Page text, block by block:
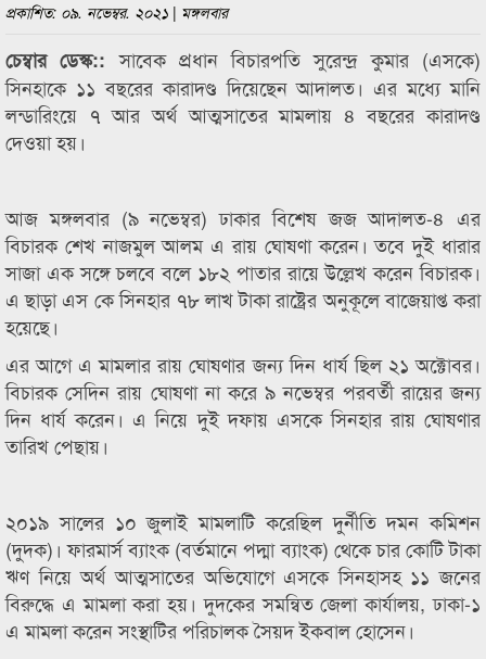
প্রকাশিত: ০৯. নভেম্বর. ২০২১ | মঙ্গলবার
চেম্বার ডেস্ক::সাবেক প্রধান বিচারপতি সুরেন্দ্র কুমার (এসকে)
সিনহাকে ১১ বছরের কারাদণ্ড দিয়েছেন আদালত। এর মধ্যে মানি
লন্ডারিংয়ে ৭ আর অর্থ আত্মসাতের মামলায় ৪ বছরের কারাদণ্ড
দেওয়া হয়।
আজ মঙ্গলবার (৯ নভেম্বর) ঢাকার বিশেষ জজ আদালত-৪ এর
বিচারক শেখ নাজমুল আলম এ রায় ঘোষণা করেন। তবে দুই ধারার
সাজা এক সঙ্গে চলবে বলে ১৮২ পাতার রায়ে উল্লেখ করেন বিচারক।
এ ছাড়া এস কে সিনহার ৭৮ লাখ টাকা রাষ্ট্রের অনুকূলে বাজেয়াপ্ত করা
হয়েছে।
এর আগে এ মামলার রায় ঘোষণার জন্য দিন ধার্য ছিল ২১ অক্টোবর।
বিচারক সেদিন রায় ঘোষণা না করে ৯ নভেম্বর পরবর্তী রায়ের জন্য
দিন ধার্য করেন। এ নিয়ে দুই দফায় এসকে সিনহার রায় ঘোষণার
তারিখ পেছায়।
২০১৯ সালের ১০ জুলাই মামলাটি করেছিল দুর্নীতি দমন কমিশন
(দুদক)। ফারমার্স ব্যাংক (বর্তমানে পদ্মা ব্যাংক) থেকে চার কোটি টাকা
ঋণ নিয়ে অর্থ আত্মসাতের অভিযোগে এসকে সিনহাসহ ১১ জনের
বিরুদ্ধে এ মামলা করা হয়। দুদকের সমন্বিত জেলা কার্যালয়, ঢাকা-১
এ মামলা করেন সংস্থাটির পরিচালক সৈয়দ ইকবাল হোসেন।